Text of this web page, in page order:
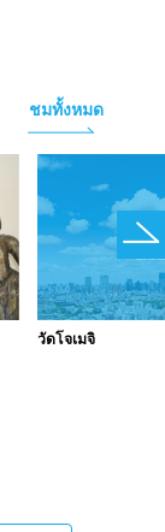
ชมทั้งหมด
วัดโจเมจิ